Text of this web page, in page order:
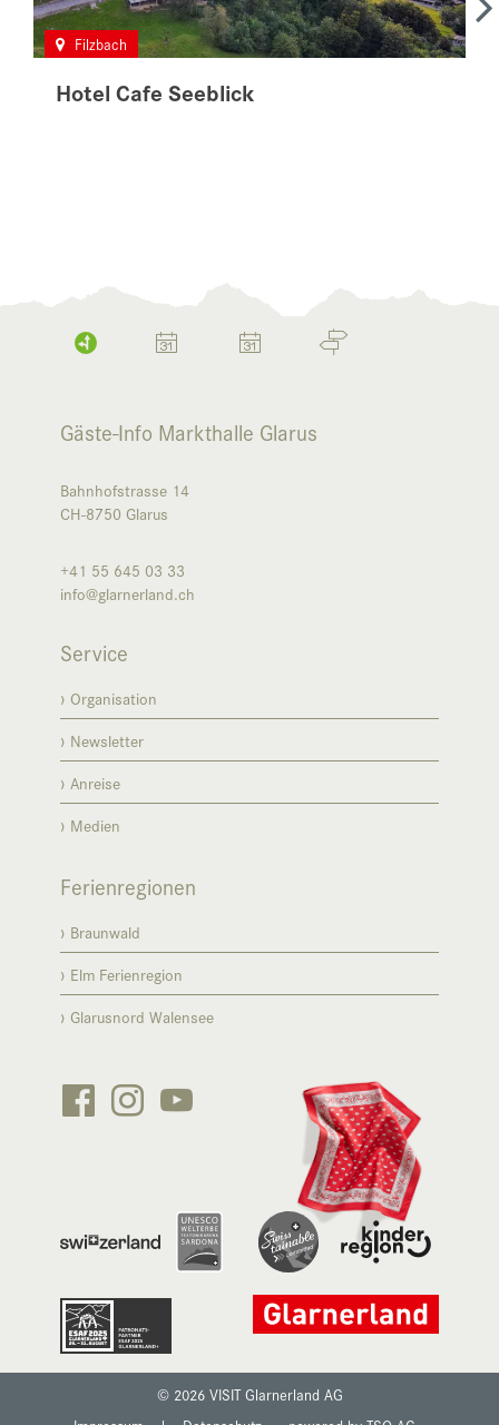
Hotel Cafe Seeblick
Filzbach
Gäste-Info Markthalle Glarus
Bahnhofstrasse 14
CH-8750 Glarus
+41 55 645 03 33
info@glarnerland.ch
Service
Organisation
Newsletter
Anreise
Medien
Ferienregionen
Braunwald
Elm Ferienregion
Glarusnord Walensee

 
© 2026 VISIT Glarnerland AG